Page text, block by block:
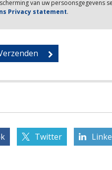
van uw persoonsgegevens
Privacy statement.
Twitter